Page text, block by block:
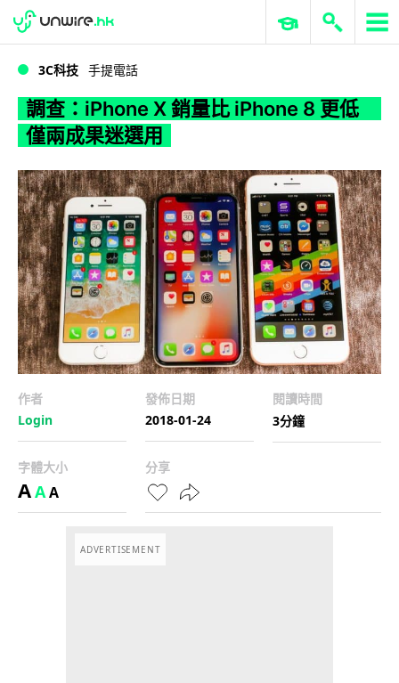
WWDC 2026 ERP 與商業 AI
3C科技 手提電話
調查：iPhone X 銷量比 iPhone 8 更低
僅兩成果迷選用
作者
Login
發佈日期
2018-01-24
閱讀時間
3分鐘
字體大小
AAA
分享
ADVERTISEMENT